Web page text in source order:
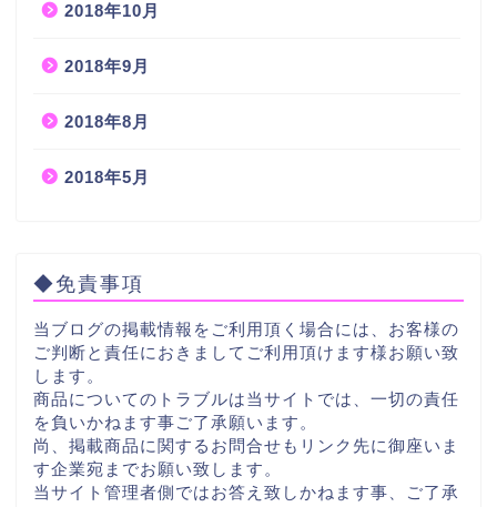
2018年10月
2018年9月
2018年8月
2018年5月
◆免責事項
当ブログの掲載情報をご利用頂く場合には、お客様の
ご判断と責任におきましてご利用頂けます様お願い致
します。
商品についてのトラブルは当サイトでは、一切の責任
を負いかねます事ご了承願います。
尚、掲載商品に関するお問合せもリンク先に御座いま
す企業宛までお願い致します。
当サイト管理者側ではお答え致しかねます事、ご了承